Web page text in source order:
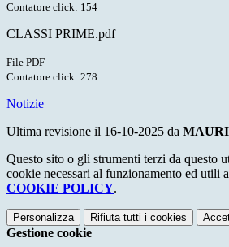
Contatore click: 154
CLASSI PRIME.pdf
File PDF
Contatore click: 278
Notizie
Ultima revisione il 16-10-2025 da
Questo sito o gli strumenti terzi da questo
cookie necessari al funzionamento ed utili
COOKIE POLICY.
Personalizza Rifiuta tutti i cookies
Gestione cookie